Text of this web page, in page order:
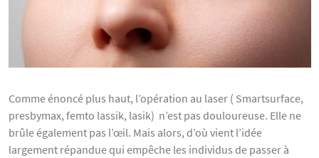
Comme énoncé plus haut, l’opération au laser ( Smartsurface,
presbymax, femto lassik, lasik) n’est pas douloureuse. Elle ne
brûle également pas l’œil. Mais alors, d’où vient l’idée
largement répandue qui empêche les individus de passer à